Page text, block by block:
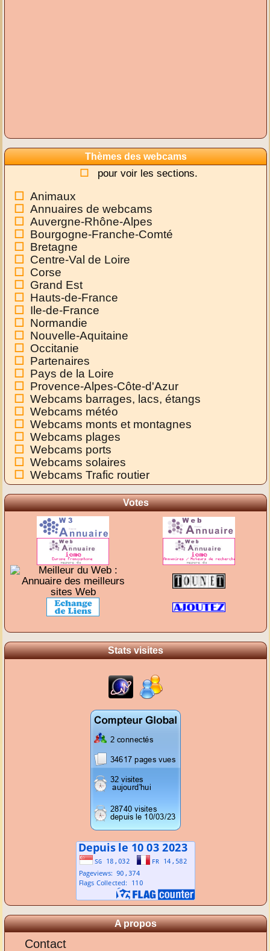
Thèmes des webcams
pour voir les sections.
Animaux
Annuaires de webcams
Auvergne-Rhône-Alpes
Bourgogne-Franche-Comté
Bretagne
Centre-Val de Loire
Corse
Grand Est
Hauts-de-France
Ile-de-France
Normandie
Nouvelle-Aquitaine
Occitanie
Partenaires
Pays de la Loire
Provence-Alpes-Côte-d'Azur
Webcams barrages, lacs, étangs
Webcams météo
Webcams monts et montagnes
Webcams plages
Webcams ports
Webcams solaires
Webcams Trafic routier
Votes
Stats visites
A propos
Contact